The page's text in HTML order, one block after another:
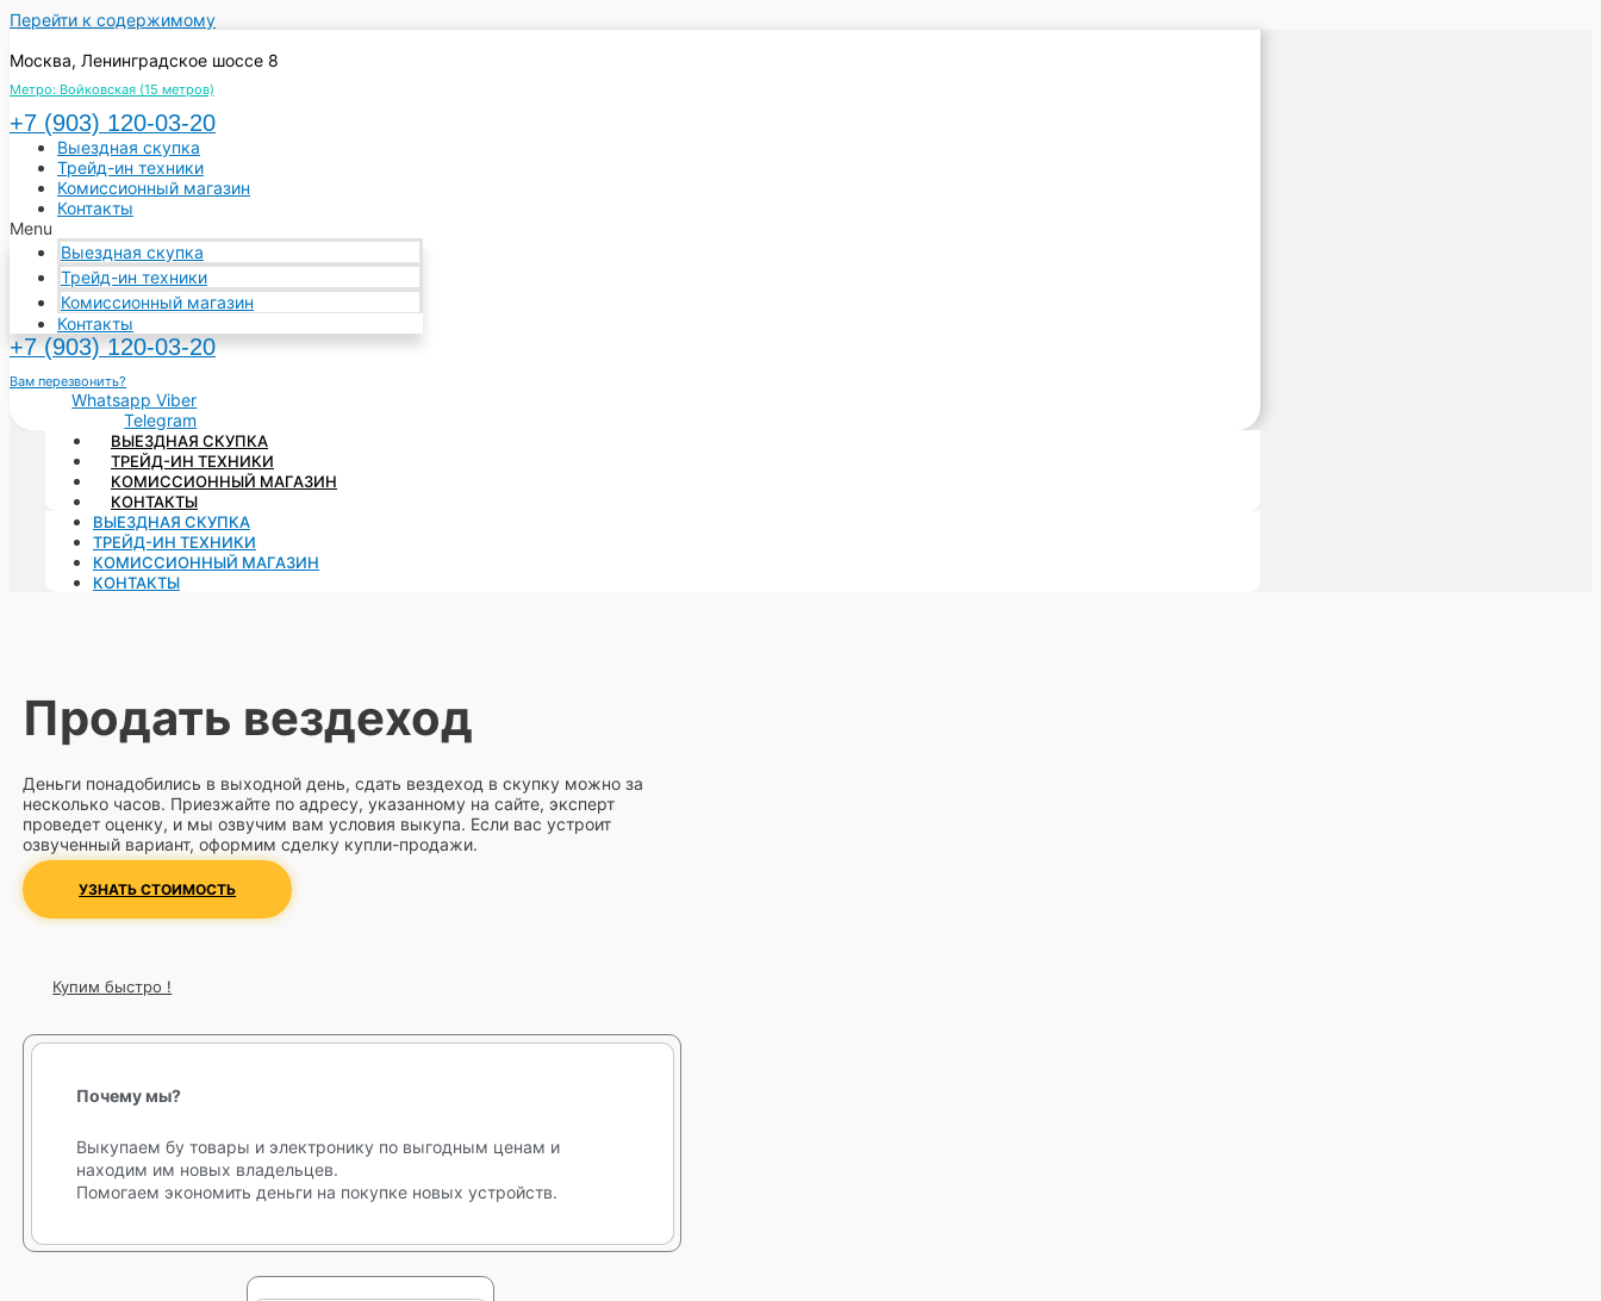
Перейти к содержимому
Москва, Ленинградское шоссе 8
Метро: Войковская (15 метров)
+7 (903) 120‑03-20
Выездная скупка
Трейд-ин техники
Комиссионный магазин
Контакты
Menu
Выездная скупка
Трейд-ин техники
Комиссионный магазин
Контакты
+7 (903) 120‑03-20
Вам перезвонить?
Whatsapp Viber
Telegram
ВЫЕЗДНАЯ СКУПКА
ТРЕЙД-ИН ТЕХНИКИ
КОМИССИОННЫЙ МАГАЗИН
КОНТАКТЫ
ВЫЕЗДНАЯ СКУПКА
ТРЕЙД-ИН ТЕХНИКИ
КОМИССИОННЫЙ МАГАЗИН
КОНТАКТЫ
Продать вездеход
Деньги понадобились в выходной день, сдать вездеход в скупку можно за
несколько часов. Приезжайте по адресу, указанному на сайте, эксперт
проведет оценку, и мы озвучим вам условия выкупа. Если вас устроит
озвученный вариант, оформим сделку купли-продажи.
УЗНАТЬ СТОИМОСТЬ
Купим быстро !
Почему мы?
Выкупаем бу товары и электронику по выгодным ценам и
находим им новых владельцев.
Помогаем экономить деньги на покупке новых устройств.